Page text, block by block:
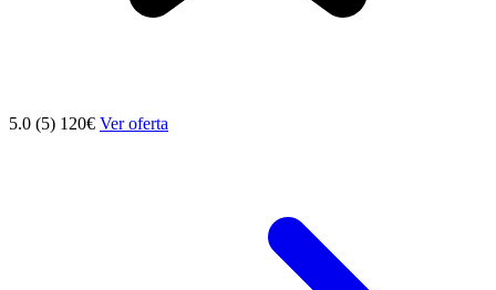
5.0 (5) 120€ Ver oferta